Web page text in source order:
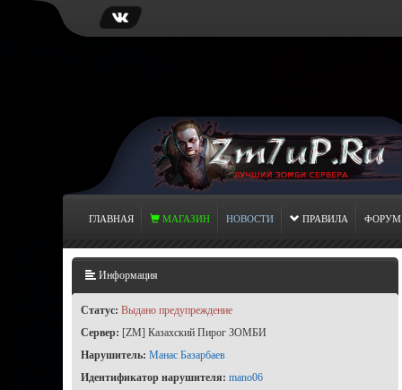
ГЛАВНАЯ МАГАЗИН НОВОСТИ ПРАВИЛА ФОРУМ
Информация
Статус: Выдано предупреждение
Сервер: [ZM] Казахский Пирог ЗОМБИ
Нарушитель: Манас Базарбаев
Идентификатор нарушителя: mano06